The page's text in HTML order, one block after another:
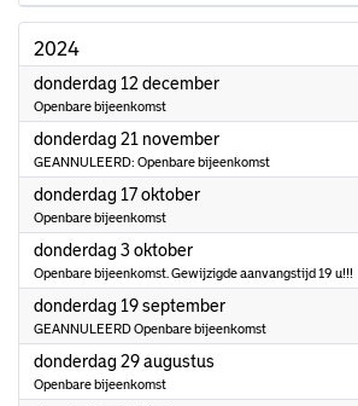
2024
donderdag 12 december2024
Openbare bijeenkomst
donderdag 21 november2024
GEANNULEERD: Openbare bijeenkomst
donderdag 17 oktober2024
Openbare bijeenkomst
donderdag 3 oktober2024
Openbare bijeenkomst. Gewijzigde aanvangstijd 19 u!!!
donderdag 19 september2024
GEANNULEERD Openbare bijeenkomst
donderdag 29 augustus
Openbare bijeenkomst